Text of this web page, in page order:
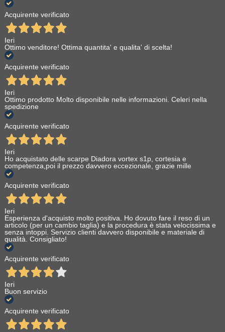
Acquirente verificato
Ieri
Ottimo venditore! Ottima quantita' e qualita' di scelta!
Acquirente verificato
Ieri
Ottimo prodotto Molto disponibile nelle informazioni. Celeri nella
spedizione
Acquirente verificato
Ieri
Ho acquistato delle scarpe Diadora vortex s1p, cortesia e
competenza,poi il prezzo davvero eccezionale, grazie mille
Acquirente verificato
Ieri
Esperienza d'acquisto molto positiva. Ho dovuto fare il reso di un
articolo (per un cambio taglia) e la procedura è stata velocissima e
senza intoppi. Servizio clienti davvero disponibile e materiale di
qualità. Consigliato!
Acquirente verificato
Ieri
Buon servizio
Acquirente verificato